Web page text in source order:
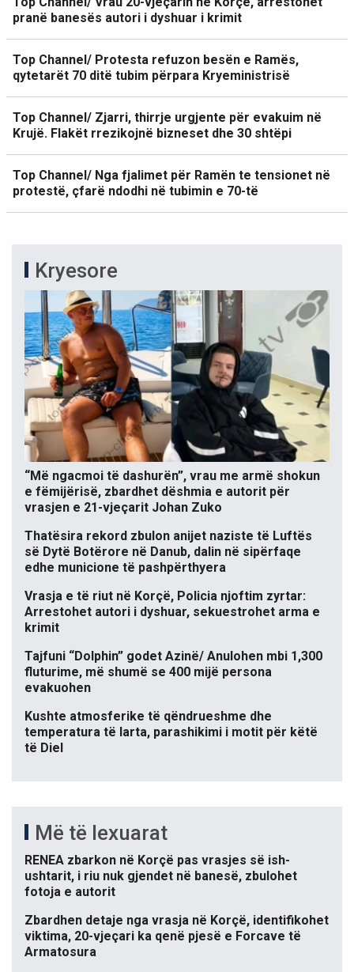
pranë banesës autori i dyshuar i krimit
Top Channel/ Protesta refuzon besën e Ramës,
qytetarët 70 ditë tubim përpara Kryeministrisë
Top Channel/ Zjarri, thirrje urgjente për evakuim në
Krujë. Flakët rrezikojnë bizneset dhe 30 shtëpi
Top Channel/ Nga fjalimet për Ramën te tensionet në
protestë, çfarë ndodhi në tubimin e 70-të
Kryesore
“Më ngacmoi të dashurën”, vrau me armë shokun
e fëmijërisë, zbardhet dëshmia e autorit për
vrasjen e 21-vjeçarit Johan Zuko
Thatësira rekord zbulon anijet naziste të Luftës
së Dytë Botërore në Danub, dalin në sipërfaqe
edhe municione të pashpërthyera
Vrasja e të riut në Korçë, Policia njoftim zyrtar:
Arrestohet autori i dyshuar, sekuestrohet arma e
krimit
Tajfuni “Dolphin” godet Azinë/ Anulohen mbi 1,300
fluturime, më shumë se 400 mijë persona
evakuohen
Kushte atmosferike të qëndrueshme dhe
temperatura të larta, parashikimi i motit për këtë
të Diel
Më të lexuarat
RENEA zbarkon në Korçë pas vrasjes së ish-
ushtarit, i riu nuk gjendet në banesë, zbulohet
fotoja e autorit
Zbardhen detaje nga vrasja në Korçë, identifikohet
viktima, 20-vjeçari ka qenë pjesë e Forcave të
Armatosura